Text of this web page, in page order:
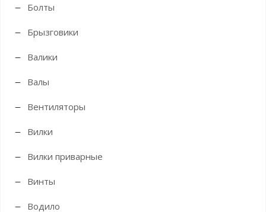
Болты
Брызговики
Валики
Валы
Вентиляторы
Вилки
Вилки приварные
Винты
Водило